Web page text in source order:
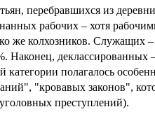
перебравшихся из
рабочих – хотя
же колхозников. Служащих
Наконец,
категории полагалось
"кровавых законов",
преступлений).